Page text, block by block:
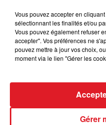
15 juillet 2026
VOLONTAIRE EN
Selon les premiers
à des prostituées
Vous pouvez accepter en
sélectionnant les finalités et/ou
Vous pouvez également refuser
accepter". Vos préférences ne
pouvez mettre à jour vos choix,
moment via le lien "Gérer les
Gérer